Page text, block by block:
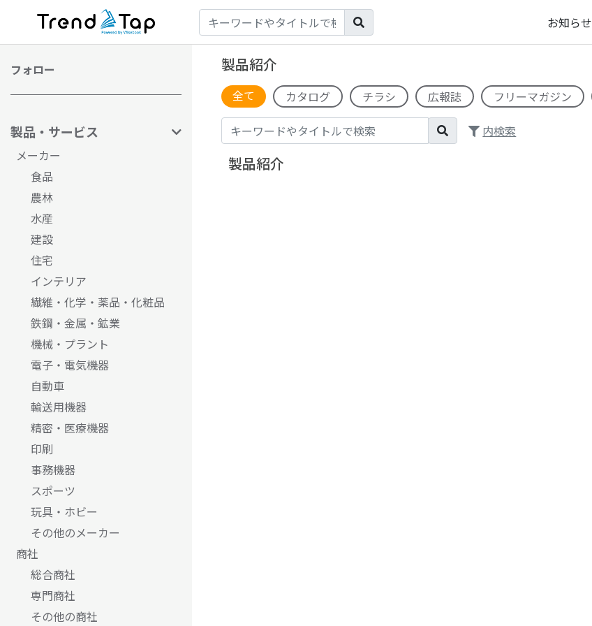
お知らせ
フォロー
製品・サービス
メーカー
食品
農林
水産
建設
住宅
インテリア
繊維・化学・薬品・化粧品
鉄鋼・金属・鉱業
機械・プラント
電子・電気機器
自動車
輸送用機器
精密・医療機器
印刷
事務機器
スポーツ
玩具・ホビー
その他のメーカー
商社
総合商社
専門商社
その他の商社
製品紹介
全て カタログ チラシ 広報誌 フリーマガジン
内検索
製品紹介